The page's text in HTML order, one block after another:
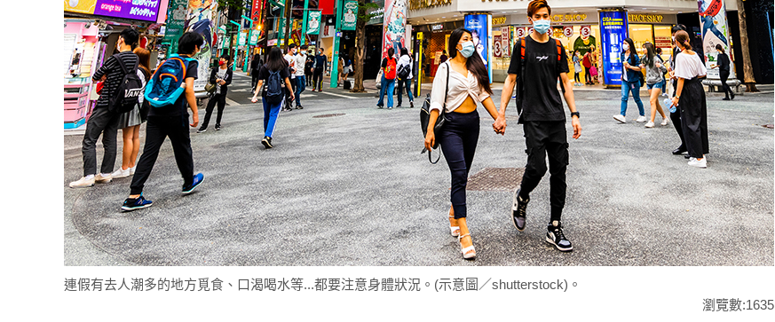
連假有去人潮多的地方覓食、口渴喝水等...都要注意身體狀況。(示意圖／shutterstock)。
瀏覽數:1635